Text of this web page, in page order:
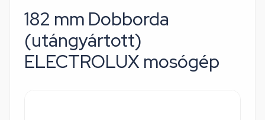
182 mm Dobborda
(utángyártott)
ELECTROLUX mosógép